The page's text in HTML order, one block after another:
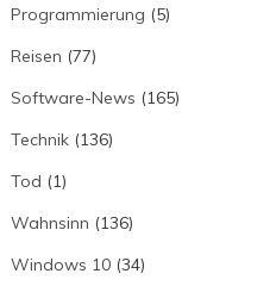
Programmierung (5)
Reisen (77)
Software-News (165)
Technik(136)
Tod (1)
Wahnsinn (136)
Windows 10(34)